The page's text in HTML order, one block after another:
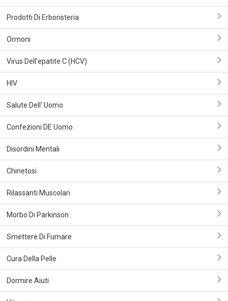
Prodotti Di Erboristeria
Ormoni
Virus Dell'epatite C (HCV)
HIV
Salute Dell' Uomo
Confezioni DE Uomo
Disordini Mentali
Chinetosi
Rilassanti Muscolari
Morbo Di Parkinson
Smettere Di Fumare
Cura Della Pelle
Dormire Aiuti